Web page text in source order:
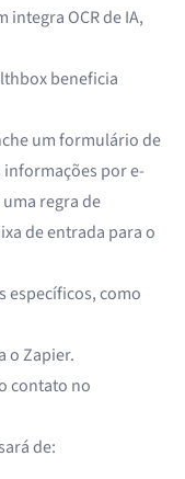
integra OCR de IA,
beneficia
um formulário de
informações por e-
regra de
de entrada para o
específicos, como
o Zapier.
contato no
de: